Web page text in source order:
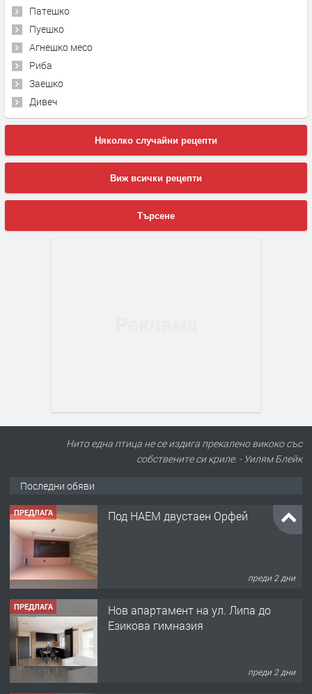
Патешко
Пуешко
Агнешко месо
Риба
Заешко
Дивеч
Няколко случайни рецепти
Виж всички рецепти
Търсене
Нито една птица не се издига прекалено викоко със
собствените си криле. - Уилям Блейк
Последни обяви
ПРЕДЛАГА Под НАЕМ двустаен Орфей
преди 2 дни
ПРЕДЛАГА
Нов апартамент на ул. Липа до
Езикова гимназия
преди 2 дни